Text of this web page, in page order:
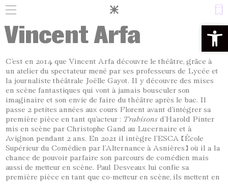
Ouvrir
Vincent Arfa
C’est en 2014 que Vincent Arfa découvre le théâtre, grâce à
un atelier du spectateur mené par ses professeurs de Lycée et
la journaliste théâtrale Joëlle Gayot. Il y découvre des mises
en scène fantastiques qui vont à jamais bousculer son
imaginaire et son envie de faire du théâtre après le bac. Il
passe 2 petites années aux cours Florent avant d’intégrer sa
première pièce en tant qu’acteur : Trahisons d’Harold Pinter
mis en scène par Christophe Gand au Lucernaire et à
Avignon pendant 2 ans. En 2021 il intègre l’ESCA (École
Supérieur du Comédien par l’Alternance à Asnières) où il a la
chance de pouvoir parfaire son parcours de comédien mais
aussi de metteur en scène. Paul Desveaux lui confie sa
première pièce en tant que co-metteur en scène, ils mettent en
Panneau de gestion des cookies